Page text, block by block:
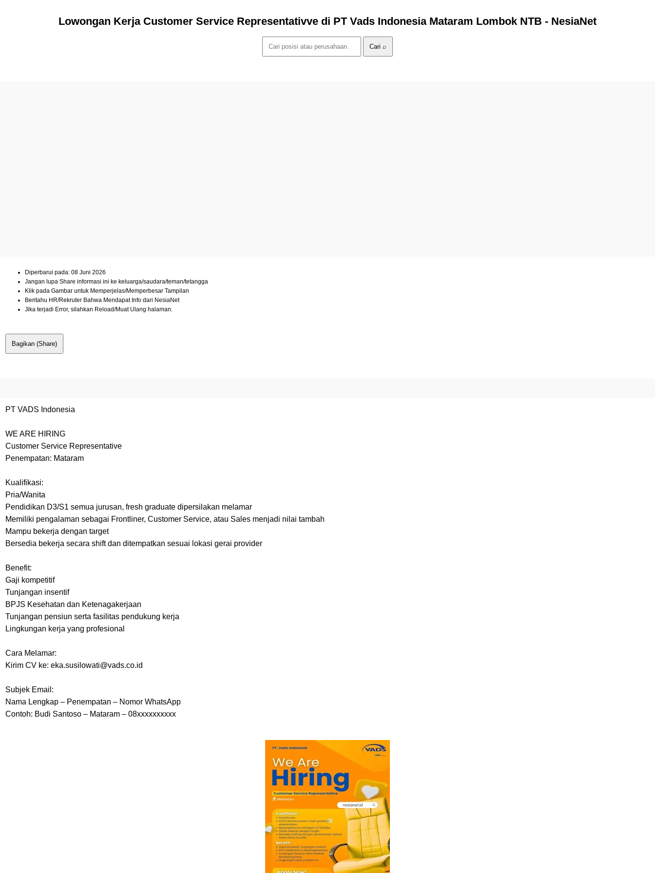
Lowongan Kerja Customer Service Representativve di PT Vads Indonesia Mataram Lombok NTB - NesiaNet
Cari ⌕
Diperbarui pada: 08 Juni 2026
Jangan lupa Share informasi ini ke keluarga/saudara/teman/tetangga
Klik pada Gambar untuk Memperjelas/Memperbesar Tampilan
Beritahu HR/Rekruter Bahwa Mendapat Info dari NesiaNet
Jika terjadi Error, silahkan Reload/Muat Ulang halaman.
Bagikan (Share)
PT VADS Indonesia
WE ARE HIRING
Customer Service Representative
Penempatan: Mataram
Kualifikasi:
Pria/Wanita
Pendidikan D3/S1 semua jurusan, fresh graduate dipersilakan melamar
Memiliki pengalaman sebagai Frontliner, Customer Service, atau Sales menjadi nilai tambah
Mampu bekerja dengan target
Bersedia bekerja secara shift dan ditempatkan sesuai lokasi gerai provider
Benefit:
Gaji kompetitif
Tunjangan insentif
BPJS Kesehatan dan Ketenagakerjaan
Tunjangan pensiun serta fasilitas pendukung kerja
Lingkungan kerja yang profesional
Cara Melamar:
Kirim CV ke: eka.susilowati@vads.co.id
Subjek Email:
Nama Lengkap – Penempatan – Nomor WhatsApp
Contoh: Budi Santoso – Mataram – 08xxxxxxxxxx